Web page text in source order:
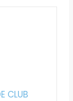
CLUB